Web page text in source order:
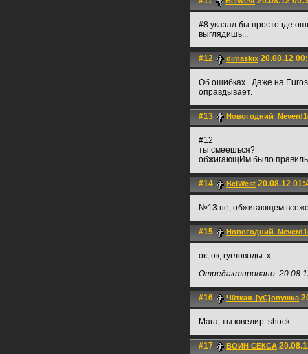
#8 указал бы просто где
выглядишь...
#12 dimaskix 20.08.12
Об ошибках.. Даже на
оправдывает.
#13
#12
ты смеешься?
обжигающИм было
#14 BelWest 20.08.12
№13 не, обжигающем
#15
ок, ок, гугловоды :x
Отредактировано:
#16 Ч0ткая_[уС]овушка
Мага, ты ювелир :shock:
#17 ВОИН СЕКСА